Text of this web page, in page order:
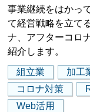
事業継続をはかっ
て経営戦略を立て
ナ、アフターコロ
紹介します。
組立業 加工
コロナ対策
Web活用